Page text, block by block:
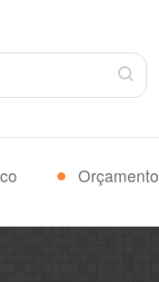
Orçamento